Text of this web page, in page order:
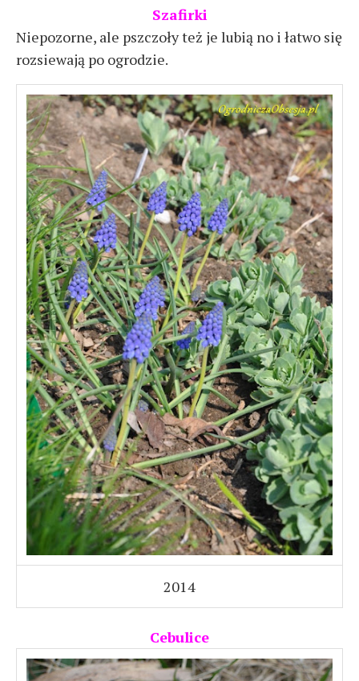
Szafirki
Niepozorne, ale pszczoły też je lubią no i łatwo się
rozsiewają po ogrodzie.
2014
Cebulice